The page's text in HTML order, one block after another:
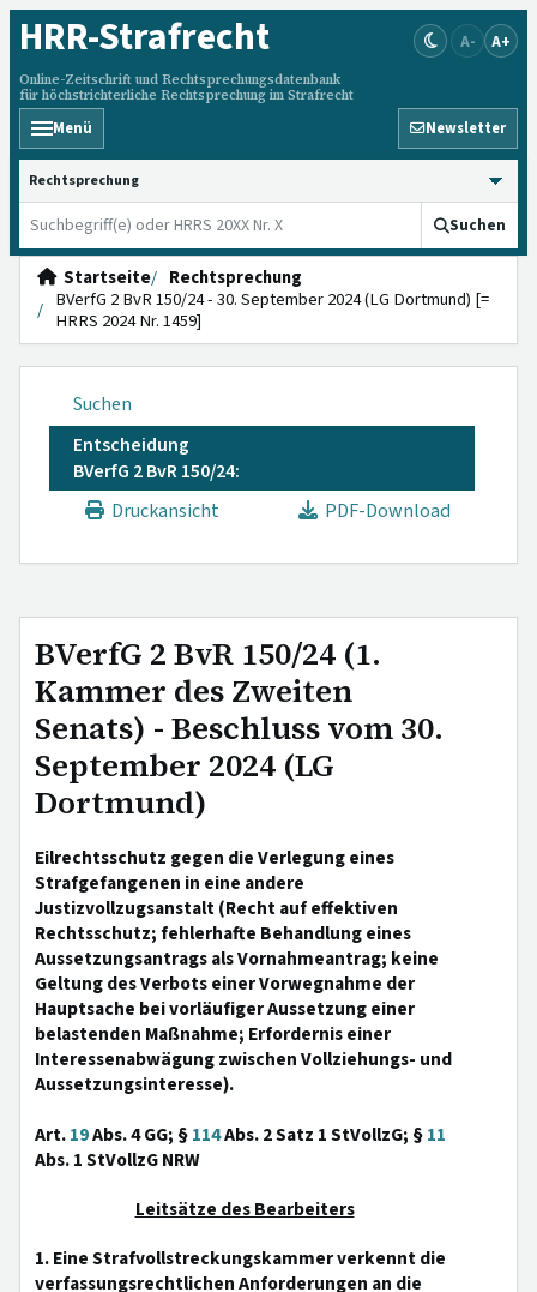
HRR-Strafrecht
Online-Zeitschrift und Rechtsprechungsdatenbank
für höchstrichterliche Rechtsprechung im Strafrecht
A- A+
Menü Newsletter
HRRS durchsuchen
Suchen
Startseite
Rechtsprechung
BVerfG 2 BvR 150/24 - 30. September 2024 (LG Dortmund) [=
HRRS 2024 Nr. 1459]
Suchen
Entscheidung
BVerfG 2 BvR 150/24:
Druckansicht
PDF-Download
BVerfG 2 BvR 150/24 (1.
Kammer des Zweiten
Senats) - Beschluss vom 30.
September 2024 (LG
Dortmund)
Eilrechtsschutz gegen die Verlegung eines
Strafgefangenen in eine andere
Justizvollzugsanstalt (Recht auf effektiven
Rechtsschutz; fehlerhafte Behandlung eines
Aussetzungsantrags als Vornahmeantrag; keine
Geltung des Verbots einer Vorwegnahme der
Hauptsache bei vorläufiger Aussetzung einer
belastenden Maßnahme; Erfordernis einer
Interessenabwägung zwischen Vollziehungs- und
Aussetzungsinteresse).
Art.19Abs. 4 GG; §114Abs. 2 Satz 1 StVollzG; §11
Abs. 1 StVollzG NRW
Leitsätze des Bearbeiters
1. Eine Strafvollstreckungskammer verkennt die
verfassungsrechtlichen Anforderungen an die